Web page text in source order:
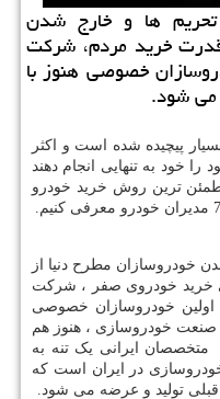
تحریم ها و خارج شدن
خرید مردم، شركت
خصوصی هنوز با
می شود.
پیچیده شده است و اکثر
خود به تنهایی انجام دهند
ترین روش خرید خودرو
خودروسازان مطرح دنیا از
خرید خودروی صفر ، شرکت
اولین خودروسازان خصوصی
باسابقه 15 ساله در صنعت خودروسازی ، هنوز هم
متخصصان ایرانی یک تنه به
در ایران است که
قبلی تولید و عرضه می شود.